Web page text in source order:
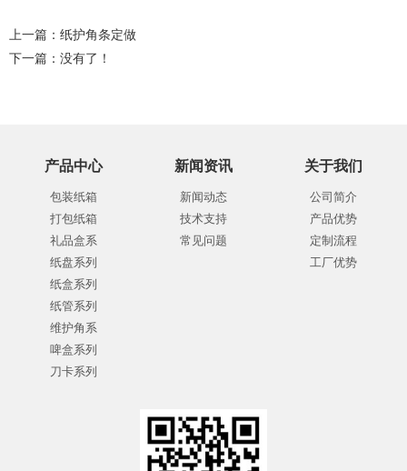
上一篇： 纸护角条定做
下一篇：没有了！
产品中心
包装纸箱
打包纸箱
礼品盒系
纸盘系列
纸盒系列
纸管系列
维护角系
啤盒系列
刀卡系列
新闻资讯
新闻动态
技术支持
常见问题
关于我们
公司简介
产品优势
定制流程
工厂优势